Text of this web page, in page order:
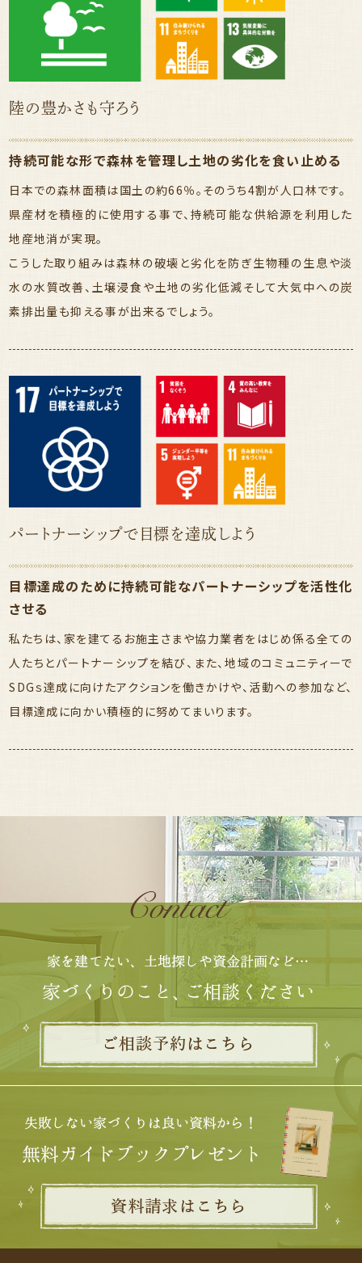
陸の豊かさも守ろう
持続可能な形で森林を管理し土地の劣化を食い止める
日本での森林面積は国土の約66％。そのうち4割が人口林です。
県産材を積極的に使用する事で、持続可能な供給源を利用した
地産地消が実現。
こうした取り組みは森林の破壊と劣化を防ぎ生物種の生息や淡
水の水質改善、土壌浸食や土地の劣化低減そして大気中への炭
素排出量も抑える事が出来るでしょう。
パートナーシップで目標を達成しよう
目標達成のために持続可能なパートナーシップを活性化
させる
私たちは、家を建てるお施主さまや協力業者をはじめ係る全ての
人たちとパートナーシップを結び、また、地域のコミュニティーで
SDGｓ達成に向けたアクションを働きかけや、活動への参加など、
目標達成に向かい積極的に努めてまいります。